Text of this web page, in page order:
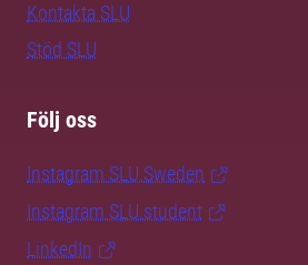
Kontakta SLU
Stöd SLU
Följ oss
Instagram SLU.Sweden
Instagram SLU.student
LinkedIn